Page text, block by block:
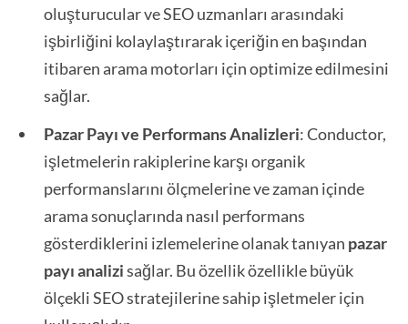
oluşturucular ve SEO uzmanları arasındaki
işbirliğini kolaylaştırarak içeriğin en başından
itibaren arama motorları için optimize edilmesini
sağlar.
Pazar Payı ve Performans Analizleri: Conductor,
işletmelerin rakiplerine karşı organik
performanslarını ölçmelerine ve zaman içinde
arama sonuçlarında nasıl performans
gösterdiklerini izlemelerine olanak tanıyan pazar
payı analizisağlar. Bu özellik özellikle büyük
ölçekli SEO stratejilerine sahip işletmeler için